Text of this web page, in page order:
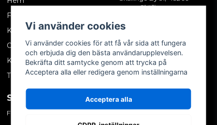
Företagskund
Kontakta oss
Om oss
Köpvillkor
Tips & trix
Skällinge
SOCIALA MEDIER
Facebook
MITT KONTO
Vi använder cookies
Vi använder cookies för att få vår sida att fungera
och erbjuda dig den bästa användarupplevelsen.
Bekräfta ditt samtycke genom att trycka på
Acceptera alla eller redigera genom inställningarna
Acceptera alla